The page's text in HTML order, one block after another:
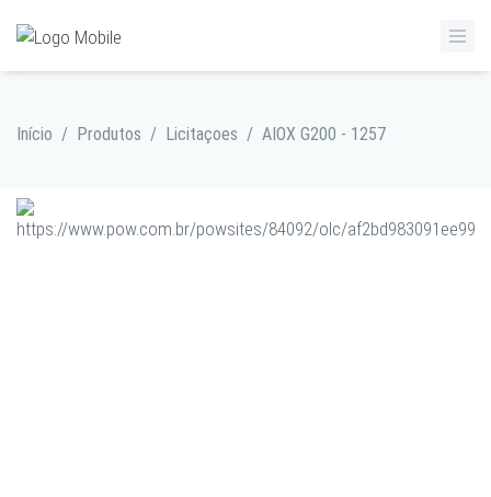
Início / Produtos / Licitaçoes / AIOX G200 - 1257